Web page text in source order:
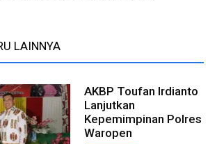
LAINNYA
AKBP Toufan Irdianto
Lanjutkan
Kepemimpinan Polres
Waropen